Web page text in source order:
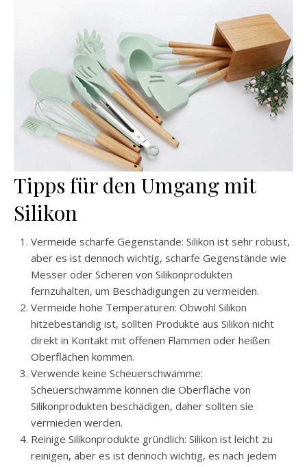
Tipps für den Umgang mit
Silikon
Vermeide scharfe Gegenstände: Silikon ist sehr robust,
aber es ist dennoch wichtig, scharfe Gegenstände wie
Messer oder Scheren von Silikonprodukten
fernzuhalten, um Beschädigungen zu vermeiden.
Vermeide hohe Temperaturen: Obwohl Silikon
hitzebeständig ist, sollten Produkte aus Silikon nicht
direkt in Kontakt mit offenen Flammen oder heißen
Oberflächen kommen.
Verwende keine Scheuerschwämme:
Scheuerschwämme können die Oberfläche von
Silikonprodukten beschädigen, daher sollten sie
vermieden werden.
Reinige Silikonprodukte gründlich: Silikon ist leicht zu
reinigen, aber es ist dennoch wichtig, es nach jedem